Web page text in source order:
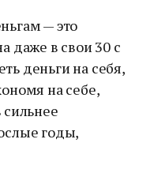
— это
даже в свои 30 с
деньги на себя,
на себе,
годы,